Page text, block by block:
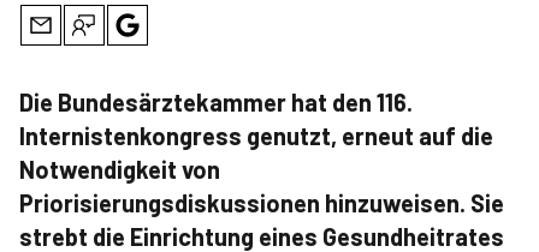
Die Bundesärztekammer hat den 116.
Internistenkongress genutzt, erneut auf die
Notwendigkeit von
Priorisierungsdiskussionen hinzuweisen. Sie
strebt die Einrichtung eines Gesundheitrates